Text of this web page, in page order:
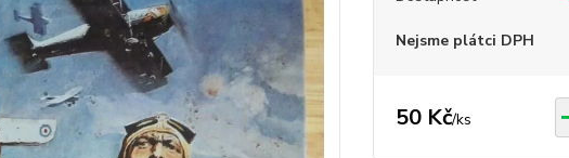
Nejsme plátci DPH
50 Kč/ks